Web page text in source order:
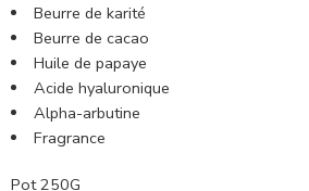
Beurre de karité
Beurre de cacao
Huile de papaye
Acide hyaluronique
Alpha-arbutine
Fragrance
Pot 250G